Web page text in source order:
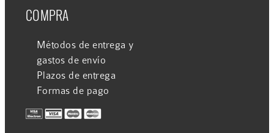
COMPRA
Métodos de entrega y
gastos de envío
Plazos de entrega
Formas de pago